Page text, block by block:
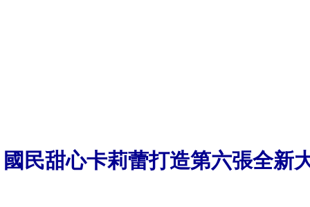
國民甜心卡莉蕾打造第六張全新